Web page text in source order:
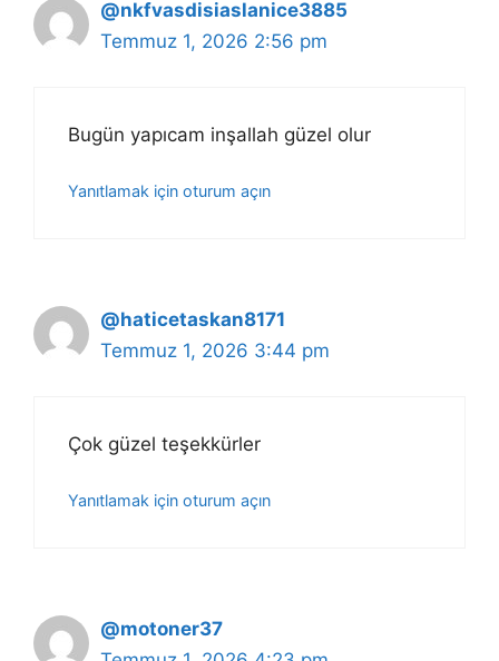
@nkfvasdisiaslanice3885
Temmuz 1, 2026 2:56 pm
Bugün yapıcam inşallah güzel olur
Yanıtlamak için oturum açın
@haticetaskan8171
Temmuz 1, 2026 3:44 pm
Çok güzel teşekkürler
Yanıtlamak için oturum açın
@motoner37